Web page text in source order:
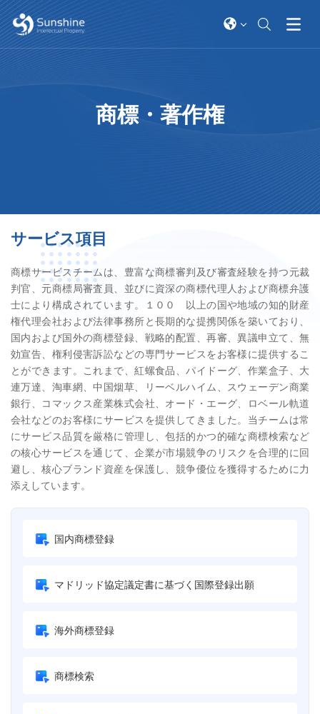
​商標・著作権
サービス項目
商標サービスチームは、豊富な商標審判及び審査経験を持つ元裁
判官、元商標局審査員、並びに資深の商標代理人および商標弁護
士により構成されています。１００ 以上の国や地域の知的財産
権代理会社および法律事務所と長期的な提携関係を築いており、
国内および国外の商標登録、戦略的配置、再審、異議申立て、無
効宣告、権利侵害訴訟などの専門サービスをお客様に提供するこ
とができます。これまで、紅螺食品、パイドーグ、作業盒子、大
連万達、淘車網、中国烟草、リーベルハイム、スウェーデン商業
銀行、コマックス産業株式会社、オード・エーグ、ロベール軌道
会社などのお客様にサービスを提供してきました。当チームは常
にサービス品質を厳格に管理し、包括的かつ的確な商標検索など
の核心サービスを通じて、企業が市場競争のリスクを合理的に回
避し、核心ブランド資産を保護し、競争優位を獲得するために力
添えしています。
国内商標登録
マドリッド協定議定書に基づく国際登録出願
海外商標登録
商標検索